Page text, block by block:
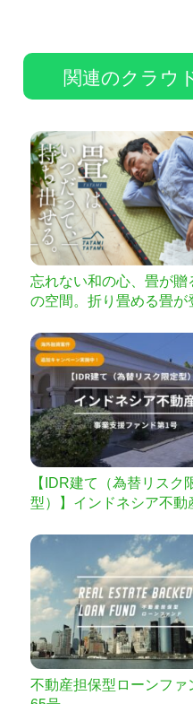
関連のクラウ
忘れない和の心、畳が贈
の空間。折り畳める畳が
【IDR建て（為替リスク
型）】インドネシア不動
不動産担保型ローンファ